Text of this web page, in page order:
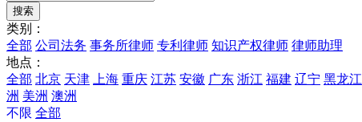
类别：
全部 公司法务 事务所律师 专利律师 知识产权律师 律师助理
地点：
全部 北京 天津 上海 重庆 江苏 安徽 广东 浙江 福建 辽宁 黑龙江
洲 美洲 澳洲
不限 全部